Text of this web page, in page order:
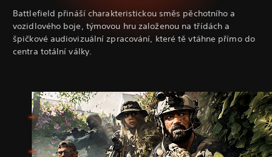
Battlefield přináší charakteristickou směs pěchotního a
vozidlového boje, týmovou hru založenou na třídách a
špičkové audiovizuální zpracování, které tě vtáhne přímo do
centra totální války.